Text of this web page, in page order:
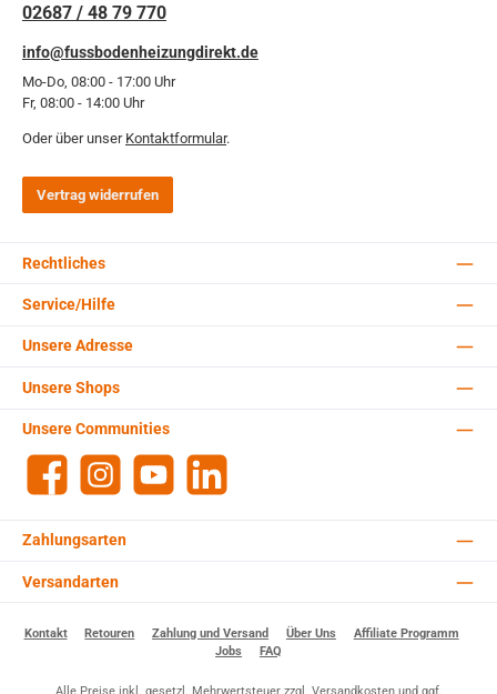
02687 / 48 79 770
info@fussbodenheizungdirekt.de
Mo-Do, 08:00 - 17:00 Uhr
Fr, 08:00 - 14:00 Uhr
Oder über unser Kontaktformular.
Vertrag widerrufen
Rechtliches
Service/Hilfe
Zahlungsarten
Versandarten
Unsere Adresse
Unsere Communities
Facebook Instagram YouTube
Unsere Shops
Kontakt Retouren Zahlung und Versand Über Uns
Affiliate Programm
Jobs
FAQ